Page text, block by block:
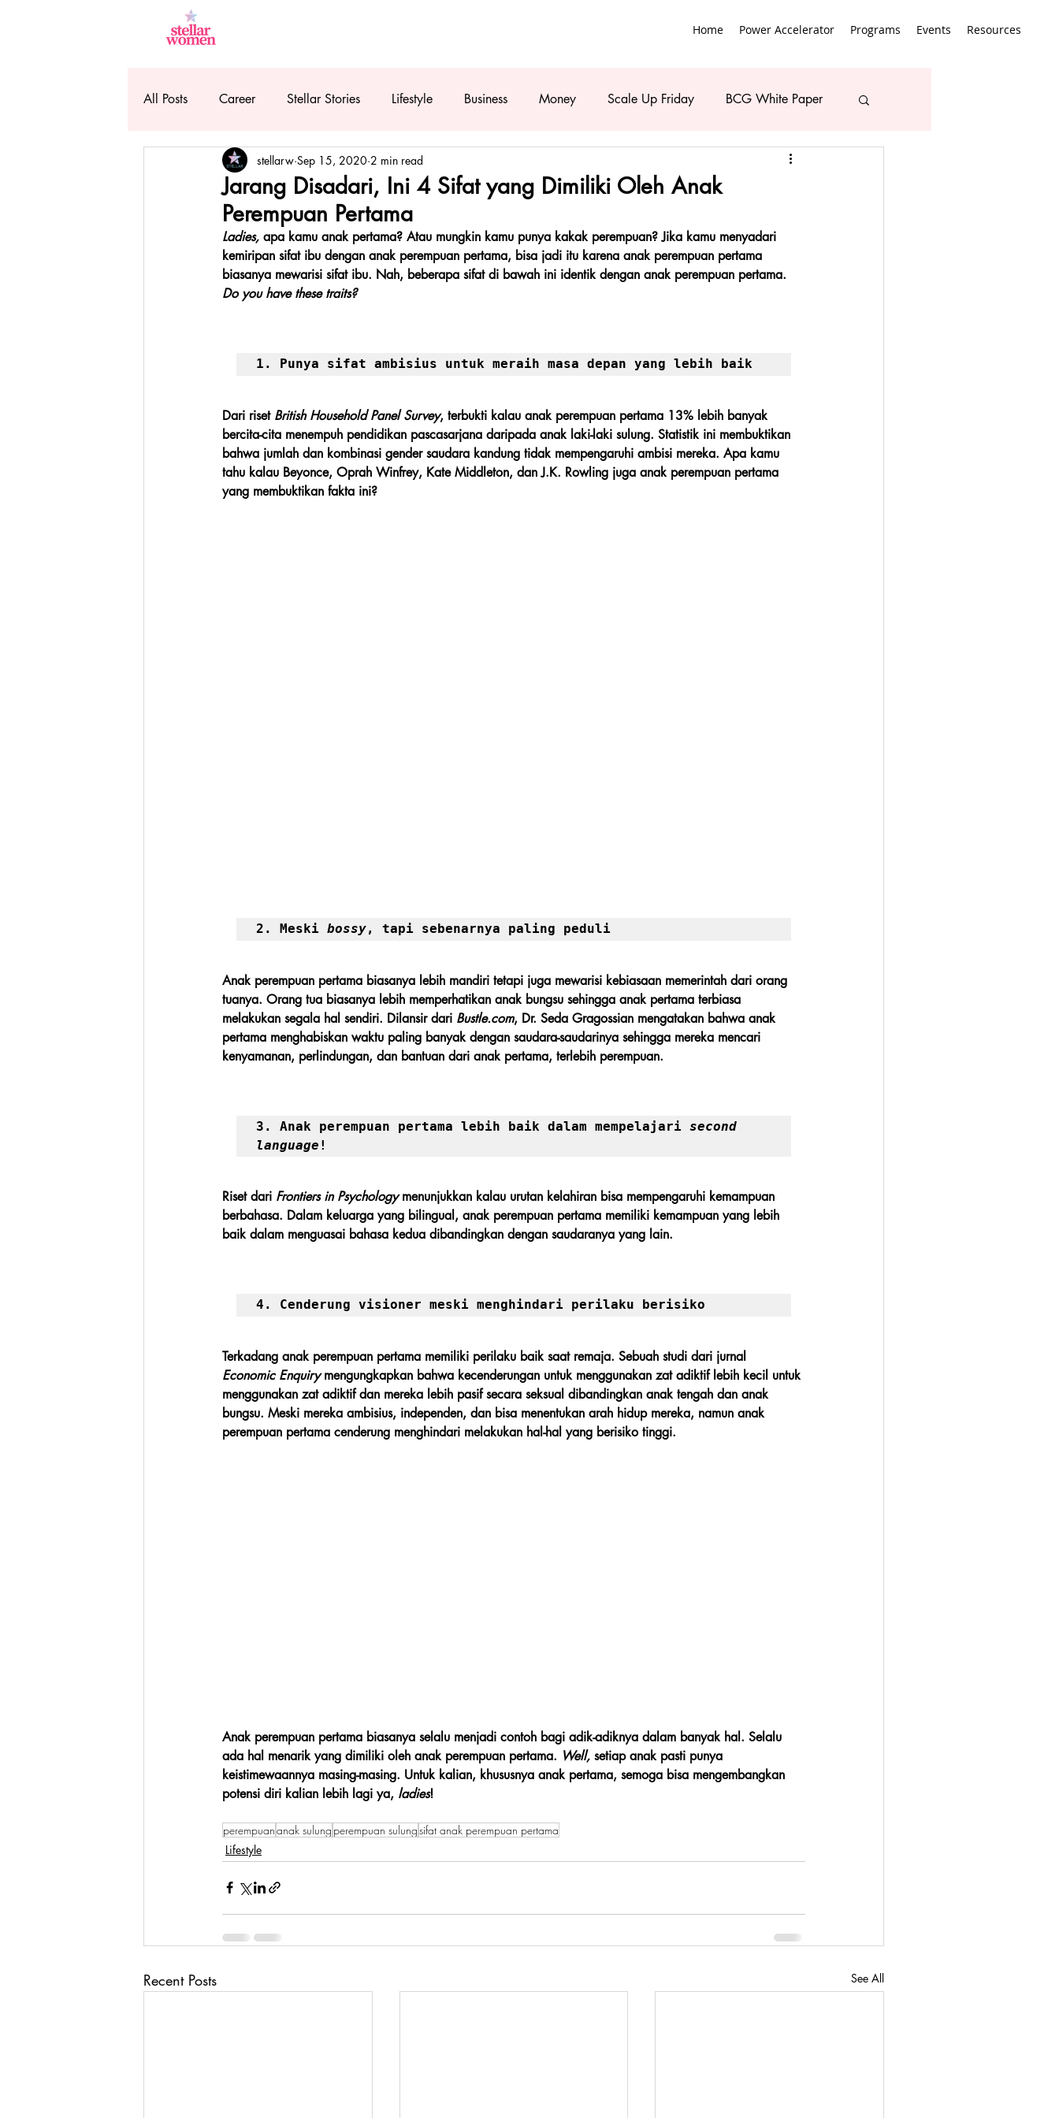
Home Power Accelerator Programs Events Resources
All Posts Career Stellar Stories Lifestyle Business Money Scale Up Friday BCG White Paper
Jarang Disadari, Ini 4 Sifat yang Dimiliki Oleh Anak
Perempuan Pertama
stellarw Sep 15, 2020 2 min read
Ladies, apa kamu anak pertama? Atau mungkin kamu punya kakak perempuan? Jika kamu menyadari
kemiripan sifat ibu dengan anak perempuan pertama, bisa jadi itu karena anak perempuan pertama
biasanya mewarisi sifat ibu. Nah, beberapa sifat di bawah ini identik dengan anak perempuan pertama.
Do you have these traits?
1. Punya sifat ambisius untuk meraih masa depan yang lebih baik
Dari riset British Household Panel Survey, terbukti kalau anak perempuan pertama 13% lebih banyak
bercita-cita menempuh pendidikan pascasarjana daripada anak laki-laki sulung. Statistik ini membuktikan
bahwa jumlah dan kombinasi gender saudara kandung tidak mempengaruhi ambisi mereka. Apa kamu
tahu kalau Beyonce, Oprah Winfrey, Kate Middleton, dan J.K. Rowling juga anak perempuan pertama
yang membuktikan fakta ini?
2. Meski bossy, tapi sebenarnya paling peduli
Anak perempuan pertama biasanya lebih mandiri tetapi juga mewarisi kebiasaan memerintah dari orang
tuanya. Orang tua biasanya lebih memperhatikan anak bungsu sehingga anak pertama terbiasa
melakukan segala hal sendiri. Dilansir dari Bustle.com, Dr. Seda Gragossian mengatakan bahwa anak
pertama menghabiskan waktu paling banyak dengan saudara-saudarinya sehingga mereka mencari
kenyamanan, perlindungan, dan bantuan dari anak pertama, terlebih perempuan.
3. Anak perempuan pertama lebih baik dalam mempelajari second
language !
Riset dari Frontiers in Psychology menunjukkan kalau urutan kelahiran bisa mempengaruhi kemampuan
berbahasa. Dalam keluarga yang bilingual, anak perempuan pertama memiliki kemampuan yang lebih
baik dalam menguasai bahasa kedua dibandingkan dengan saudaranya yang lain.
4. Cenderung visioner meski menghindari perilaku berisiko
Terkadang anak perempuan pertama memiliki perilaku baik saat remaja. Sebuah studi dari jurnal
Economic Enquiry mengungkapkan bahwa kecenderungan untuk menggunakan zat adiktif lebih kecil untuk
menggunakan zat adiktif dan mereka lebih pasif secara seksual dibandingkan anak tengah dan anak
bungsu. Meski mereka ambisius, independen, dan bisa menentukan arah hidup mereka, namun anak
perempuan pertama cenderung menghindari melakukan hal-hal yang berisiko tinggi.
Anak perempuan pertama biasanya selalu menjadi contoh bagi adik-adiknya dalam banyak hal. Selalu
ada hal menarik yang dimiliki oleh anak perempuan pertama. Well, setiap anak pasti punya
keistimewaannya masing-masing. Untuk kalian, khususnya anak pertama, semoga bisa mengembangkan
potensi diri kalian lebih lagi ya, ladies!
perempuananak sulung perempuan sulungsifat anak perempuan pertama
Lifestyle
Recent Posts See All